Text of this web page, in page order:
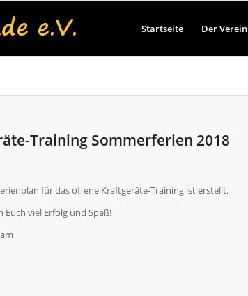
Startseite Der Verein
Training Sommerferien 2018
für das offene Kraftgeräte-Training ist erstellt.
Euch viel Erfolg und Spaß!